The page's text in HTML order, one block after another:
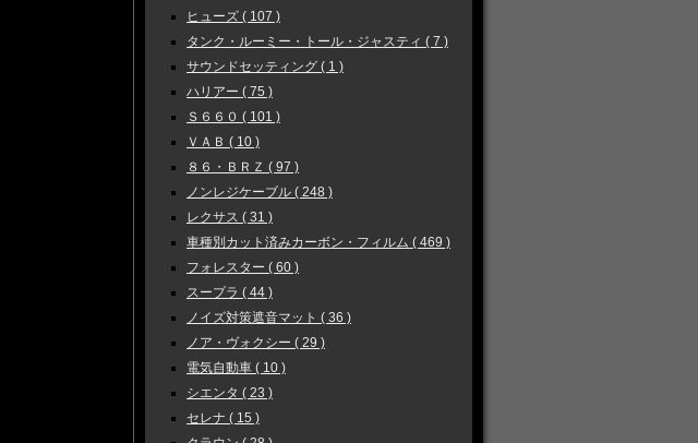
ヒューズ ( 107 )
タンク・ルーミー・トール・ジャスティ ( 7 )
サウンドセッティング ( 1 )
ハリアー ( 75 )
Ｓ６６０ ( 101 )
ＶＡＢ ( 10 )
８６・ＢＲＺ ( 97 )
ノンレジケーブル ( 248 )
レクサス ( 31 )
車種別カット済みカーボン・フィルム ( 469 )
フォレスター ( 60 )
スープラ ( 44 )
ノイズ対策遮音マット ( 36 )
ノア・ヴォクシー ( 29 )
電気自動車 ( 10 )
シエンタ ( 23 )
セレナ ( 15 )